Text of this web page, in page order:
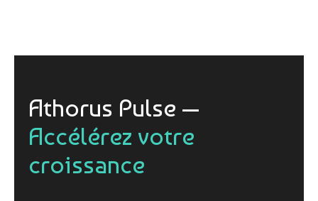
Athorus Pulse —
Accélérez votre
croissance